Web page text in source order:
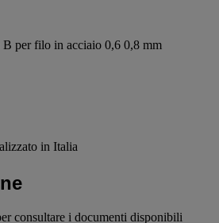
per filo in acciaio 0,6 0,8 mm
in Italia
consultare i documenti disponibili